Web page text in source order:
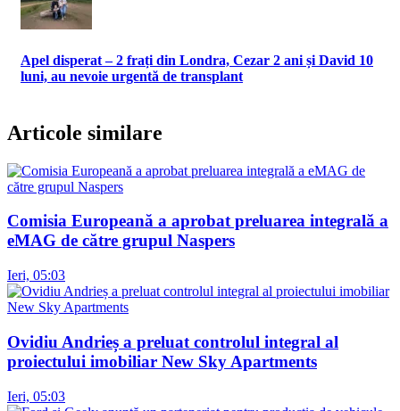
Apel disperat – 2 frați din Londra, Cezar 2 ani și David 10
luni, au nevoie urgentă de transplant
Articole similare
Comisia Europeană a aprobat preluarea integrală a
eMAG de către grupul Naspers
Ieri, 05:03
Ovidiu Andrieș a preluat controlul integral al
proiectului imobiliar New Sky Apartments
Ieri, 05:03